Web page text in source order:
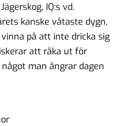
IQ:s vd.
kanske våtaste dygn,
på att inte dricka sig
att råka ut för
man ångrar dagen
i %)